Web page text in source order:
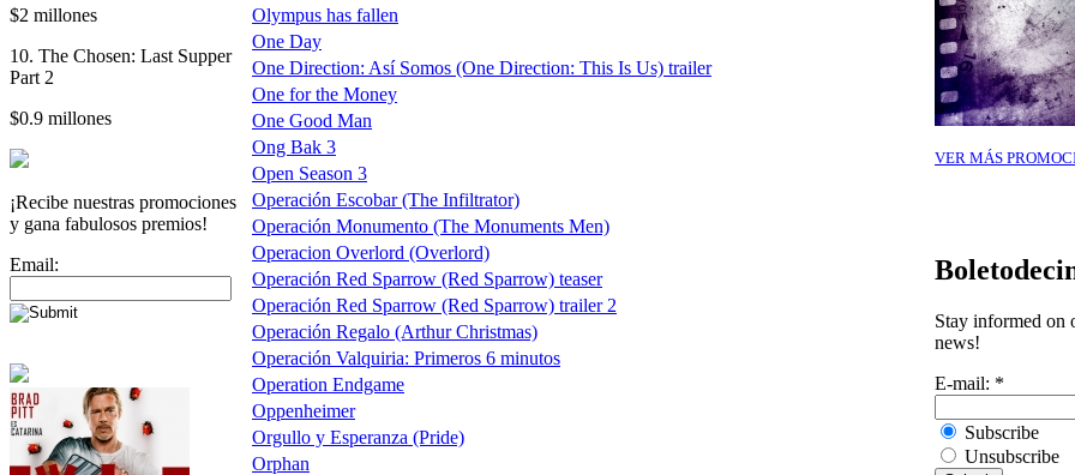
$2 millones
10. The Chosen: Last Supper
Part 2
$0.9 millones
¡Recibe nuestras promociones
y gana fabulosos premios!
Email:
Olympus has fallen
One Day
One Direction: Así Somos (One Direction: This Is Us) trailer
One for the Money
One Good Man
Ong Bak 3
Open Season 3
Operación Escobar (The Infiltrator)
Operación Monumento (The Monuments Men)
Operacion Overlord (Overlord)
Operación Red Sparrow (Red Sparrow) teaser
Operación Red Sparrow (Red Sparrow) trailer 2
Operación Regalo (Arthur Christmas)
Operación Valquiria: Primeros 6 minutos
Operation Endgame
Oppenheimer
Orgullo y Esperanza (Pride)
Orphan
VER MÁS
Stay informed on
news!
E-mail: *
Subscribe
Unsubscribe